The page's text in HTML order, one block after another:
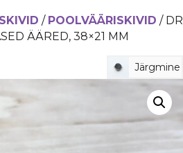
/ POOLVÄÄRISKIVID / DR
ÄÄRED, 38×21 MM
Järgmine